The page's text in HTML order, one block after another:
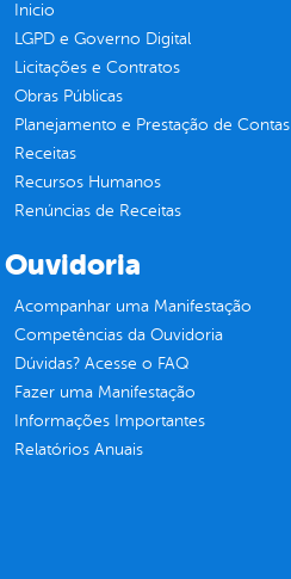
Inicio
LGPD e Governo Digital
Licitações e Contratos
Obras Públicas
Planejamento e Prestação de Contas
Receitas
Recursos Humanos
Renúncias de Receitas
Ouvidoria
Acompanhar uma Manifestação
Competências da Ouvidoria
Dúvidas? Acesse o FAQ
Fazer uma Manifestação
Informações Importantes
Relatórios Anuais